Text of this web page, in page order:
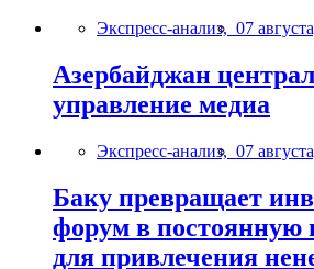
Экспресс-анализ, 07
Азербайджан
управление медиа
Экспресс-анализ, 07
Баку превращает
форум в постоянную
для привлечения